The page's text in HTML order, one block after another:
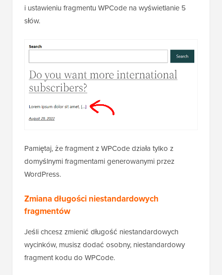
i ustawieniu fragmentu WPCode na wyświetlanie 5
słów.
Pamiętaj, że fragment z WPCode działa tylko z
domyślnymi fragmentami generowanymi przez
WordPress.
Zmiana długości niestandardowych
fragmentów
Jeśli chcesz zmienić długość niestandardowych
wycinków, musisz dodać osobny, niestandardowy
fragment kodu do WPCode.